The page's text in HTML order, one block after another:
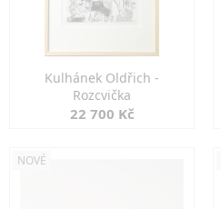
Kulhánek Oldřich -
Rozcvička
22 700 Kč
NOVÉ